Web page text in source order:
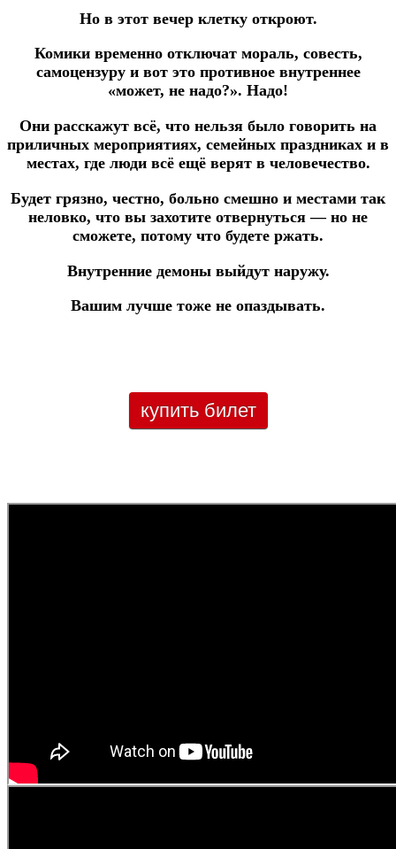
Но в этот вечер клетку откроют.
Комики временно отключат мораль, совесть,
самоцензуру и вот это противное внутреннее
«может, не надо?». Надо!
Они расскажут всё, что нельзя было говорить на
приличных мероприятиях, семейных праздниках и в
местах, где люди всё ещё верят в человечество.
Будет грязно, честно, больно смешно и местами так
неловко, что вы захотите отвернуться — но не
сможете, потому что будете ржать.
Внутренние демоны выйдут наружу.
Вашим лучше тоже не опаздывать.
купить билет